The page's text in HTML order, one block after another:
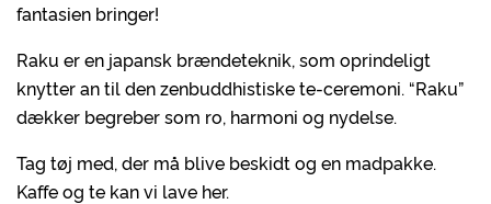
fantasien bringer!
Raku er en japansk brændeteknik, som oprindeligt
knytter an til den zenbuddhistiske te-ceremoni. “Raku”
dækker begreber som ro, harmoni og nydelse.
Tag tøj med, der må blive beskidt og en madpakke.
Kaffe og te kan vi lave her.